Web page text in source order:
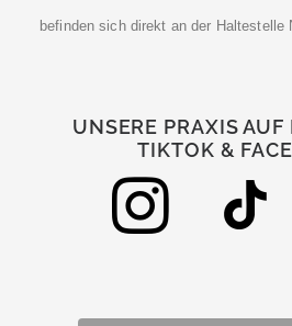
befinden sich direkt an der Haltestelle
UNSERE PRAXIS AUF
TIKTOK &